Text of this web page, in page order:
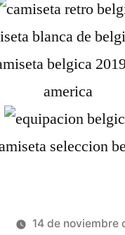
14 de noviembre